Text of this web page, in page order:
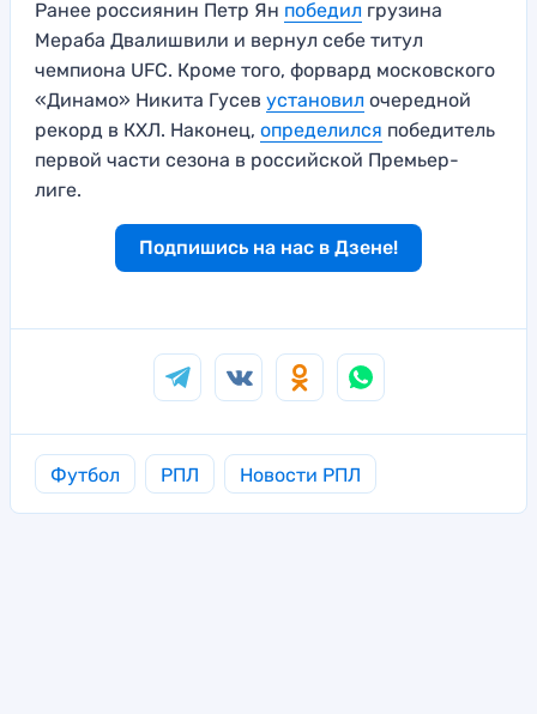
Ранее россиянин Петр Ян победил грузина
Мераба Двалишвили и вернул себе титул
чемпиона UFC. Кроме того, форвард московского
«Динамо» Никита Гусев установил очередной
рекорд в КХЛ. Наконец, определился победитель
первой части сезона в российской Премьер-
лиге.
Подпишись на нас в Дзене!
Футбол РПЛ Новости РПЛ